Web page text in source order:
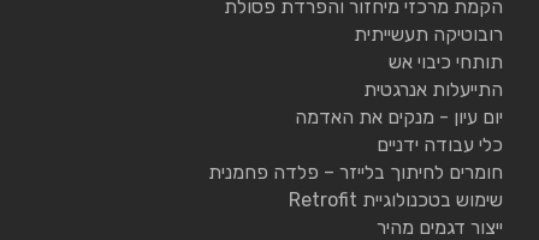
הקמת מרכזי מיחזור והפרדת פסולת
רובוטיקה תעשייתית
תותחי כיבוי אש
התייעלות אנרגטית
יום עיון - מנקים את האדמה
כלי עבודה ידניים
חומרים לחיתוך בלייזר – פלדה פחמנית
שימוש בטכנולוגיית Retrofit
ייצור דגמים מהיר